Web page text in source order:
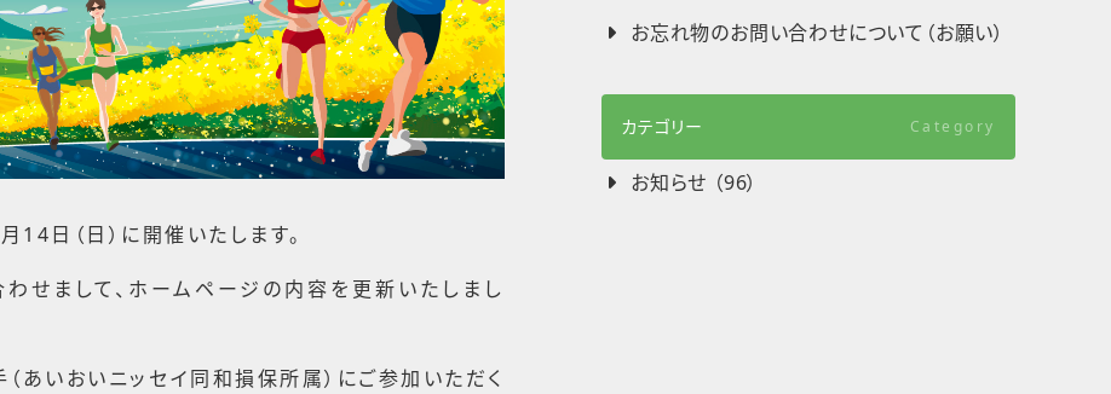
日（日）に開催いたします。
せまして、ホームページの内容を更新いたしまし
あいおいニッセイ同和損保所属）にご参加いただく
お忘れ物のお問い合わせについて（お願い）
カテゴリー Category
お知らせ （96）